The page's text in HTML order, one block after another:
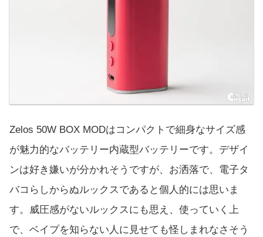
Zelos 50W BOX MODはコンパクトで細身なサイズ感
が魅力的なバッテリー内蔵型バッテリーです。デザイ
ンは好き嫌いが分かれそうですが、お洒落で、電子タ
バコらしからぬルックスであると個人的には思いま
す。威圧感がないルックスにも思え、使っていく上
で、ベイプを知らない人に見せても怪しまれなさそう